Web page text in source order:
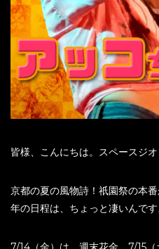
皆様、こんにちは。スペースジオ
京都の夏の風物詩！祇園祭の本
年の日程は、ちょっと凄いんです